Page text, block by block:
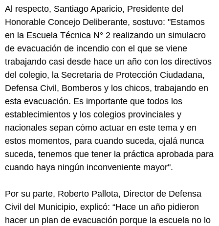
Al respecto, Santiago Aparicio, Presidente del
Honorable Concejo Deliberante, sostuvo: "Estamos
en la Escuela Técnica N° 2 realizando un simulacro
de evacuación de incendio con el que se viene
trabajando casi desde hace un año con los directivos
del colegio, la Secretaria de Protección Ciudadana,
Defensa Civil, Bomberos y los chicos, trabajando en
esta evacuación. Es importante que todos los
establecimientos y los colegios provinciales y
nacionales sepan cómo actuar en este tema y en
estos momentos, para cuando suceda, ojalá nunca
suceda, tenemos que tener la práctica aprobada para
cuando haya ningún inconveniente mayor".
Por su parte, Roberto Pallota, Director de Defensa
Civil del Municipio, explicó: “Hace un año pidieron
hacer un plan de evacuación porque la escuela no lo